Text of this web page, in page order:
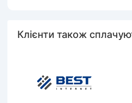
Клієнти також